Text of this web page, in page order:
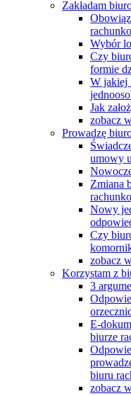
Zakładam
Wybór
Czy
formie
W jakiej
Jak
zobacz
Prowadzę
umowy
Zmiana
Nowy
Czy
zobacz
Korzystam z
3
E-
biurze
biuru
zobacz